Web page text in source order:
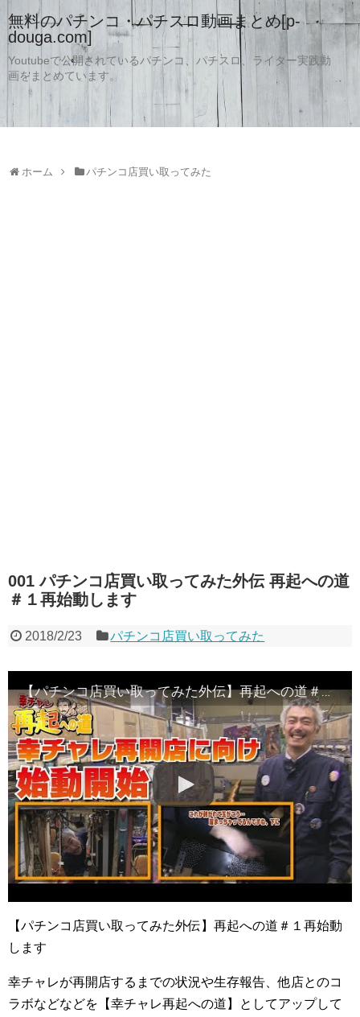
無料のパチンコ・パチスロ動画まとめ[p-
douga.com]
Youtubeで公開されているパチンコ、パチスロ、ライター実践動
画をまとめています。
ホーム パチンコ店買い取ってみた
001 パチンコ店買い取ってみた外伝 再起への道
＃１再始動します
2018/2/23 パチンコ店買い取ってみた
【パチンコ店買い取ってみた外伝】再起への道＃１再始動します
【パチンコ店買い取ってみた外伝】再起への道＃１再始動
します
幸チャレが再開店するまでの状況や生存報告、他店とのコ
ラボなどなどを【幸チャレ再起への道】としてアップして